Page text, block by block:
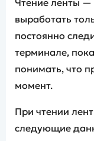
выработать
постоянно
терминале,
понимать, что
момент.
При чтении
следующие